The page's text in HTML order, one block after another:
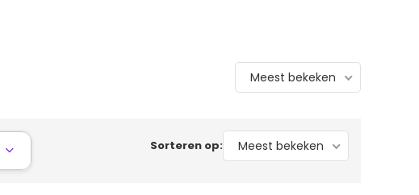
Meest bekeken
Sorteren op: Meest bekeken
